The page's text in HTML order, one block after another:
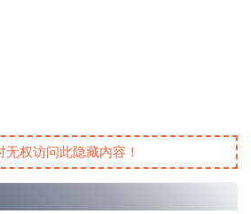
无权访问此隐藏内容！